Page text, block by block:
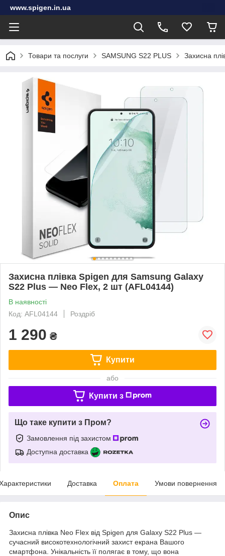
www.spigen.in.ua
Товари та послуги SAMSUNG S22 PLUS Захисна
Захисна плівка Spigen для Samsung Galaxy
S22 Plus — Neo Flex, 2 шт (AFL04144)
В наявності
Код: AFL04144
Роздріб
1 290 ₴
Купити
або
Купити з
Що таке купити з Пром?
Замовлення під захистом
Доступна доставка
Доставка Оплата Умови повернення
Опис
Захисна плівка Neo Flex від Spigen для Galaxy S22 Plus —
сучасний високотехнологічний захист екрана Вашого
смартфона. Унікальність її полягає в тому, що вона